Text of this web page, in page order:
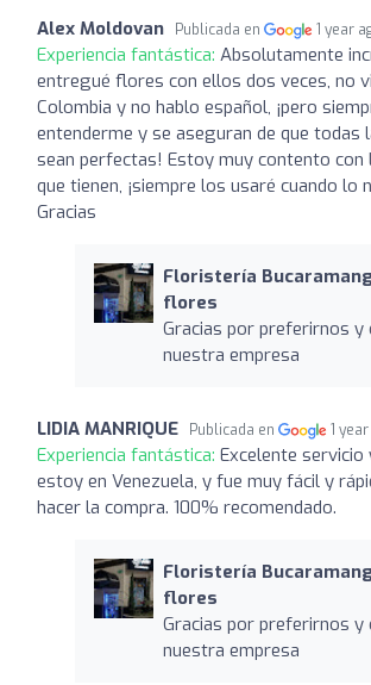
Alex Moldovan Publicada en 1 year
Experiencia fantástica: Absolutamente
entregué flores con ellos dos veces, no
Colombia y no hablo español, ¡pero
entenderme y se aseguran de que todas
sean perfectas! Estoy muy contento con
que tienen, ¡siempre los usaré cuando lo
Gracias
Floristería
flores
Gracias por preferirnos y
nuestra empresa
LIDIA MANRIQUE Publicada en 1
Experiencia fantástica: Excelente servicio
estoy en Venezuela, y fue muy fácil y
hacer la compra. 100% recomendado.
Floristería
flores
Gracias por preferirnos y
nuestra empresa